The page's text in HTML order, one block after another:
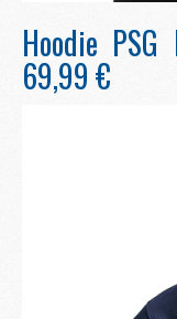
Hoodie
69,99 €